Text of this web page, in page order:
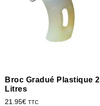
Broc Gradué Plastique 2
Litres
21.95€ TTC